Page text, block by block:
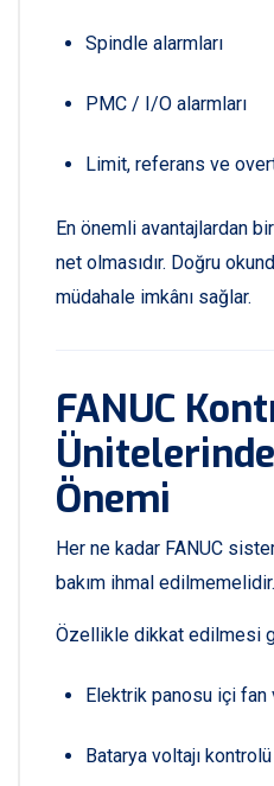
Spindle alarmları
PMC / I/O alarmları
Limit, referans ve
En önemli avantajlardan
net olmasıdır. Doğru
müdahale imkânı sağlar.
FANUC
Ünitelerinde
Önemi
Her ne kadar FANUC
bakım ihmal edilmemelidir.
Özellikle dikkat edilmesi
Elektrik panosu içi
Batarya voltajı